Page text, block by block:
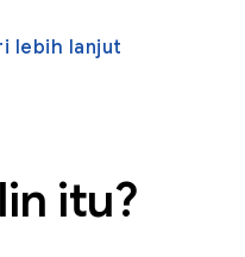
lebih lanjut
itu?